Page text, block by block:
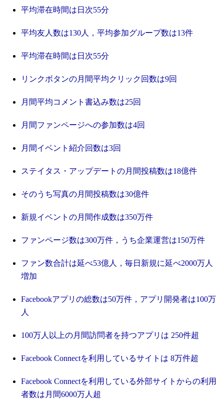
平均滞在時間は日次55分
平均友人数は130人，平均参加グループ数は13件
平均滞在時間は日次55分
リンクボタンの月間平均クリック回数は9回
月間平均コメント書込み数は25回
月間ファンページへの参加数は4回
月間イベント紹介回数は3回
ステイタス・アップデートの月間投稿数は18億件
そのうち写真の月間投稿数は30億件
新規イベントの月間作成数は350万件
ファンページ数は300万件，うち企業運営は150万件
ファン数合計は延べ53億人，毎日新規に延べ2000万人
増加
Facebookアプリの総数は50万件，アプリ開発者は100万
人
100万人以上の月間訪問者を持つアプリは 250件超
Facebook Connectを利用しているサイトは 8万件超
Facebook Connectを利用している外部サイトからの利用
者数は月間6000万人超